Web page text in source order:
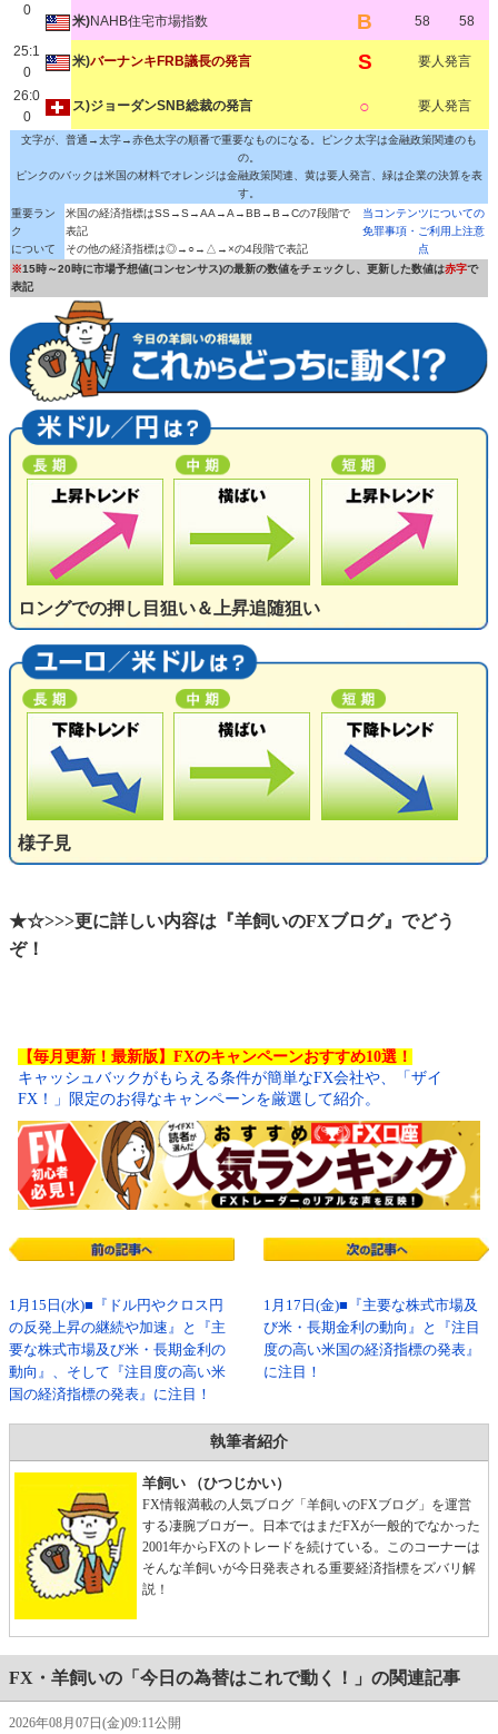
0
米)NAHB住宅市場指数 B 58
58
25:1
0
米)バーナンキFRB議長の発言 S 要人発言
26:0
0
ス)ジョーダンSNB総裁の発言 ○ 要人発言
文字が、普通→太字→赤色太字の順番で重要なものになる。ピンク太字は金融政策関連のも
の。
ピンクのバックは米国の材料でオレンジは金融政策関連、黄は要人発言、緑は企業の決算を表
す。
重要ラン
ク
について
米国の経済指標はSS→S→AA→A→BB→B→Cの7段階で
表記
その他の経済指標は◎→○→△→×の4段階で表記
当コンテンツについての
免罪事項・ご利用上注意
点
※15時～20時に市場予想値(コンセンサス)の最新の数値をチェックし、更新した数値は赤字で
表記
ロングでの押し目狙い＆上昇追随狙い
様子見
★☆>>>更に詳しい内容は『羊飼いのFXブログ』でどう
ぞ！
【毎月更新！最新版】FXのキャンペーンおすすめ10選！
キャッシュバックがもらえる条件が簡単なFX会社や、「ザイ
FX！」限定のお得なキャンペーンを厳選して紹介。
1月15日(水)■『ドル円やクロス円
の反発上昇の継続や加速』と『主
要な株式市場及び米・長期金利の
動向』、そして『注目度の高い米
国の経済指標の発表』に注目！
1月17日(金)■『主要な株式市場及
び米・長期金利の動向』と『注目
度の高い米国の経済指標の発表』
に注目！
執筆者紹介
羊飼い （ひつじかい）
FX情報満載の人気ブログ「羊飼いのFXブログ」を運営
する凄腕ブロガー。日本ではまだFXが一般的でなかった
2001年からFXのトレードを続けている。このコーナーは
そんな羊飼いが今日発表される重要経済指標をズバリ解
説！
FX・羊飼いの「今日の為替はこれで動く！」の関連記事
2026年08月07日(金)09:11公開